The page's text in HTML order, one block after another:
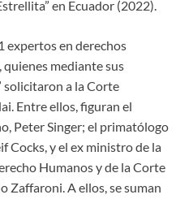
en Ecuador (2022).
expertos en derechos
mediante sus
solicitaron a la Corte
Entre ellos, figuran el
Peter Singer; el primatólogo
Cocks, y el ex ministro de la
Humanos y de la Corte
Zaffaroni. A ellos, se suman